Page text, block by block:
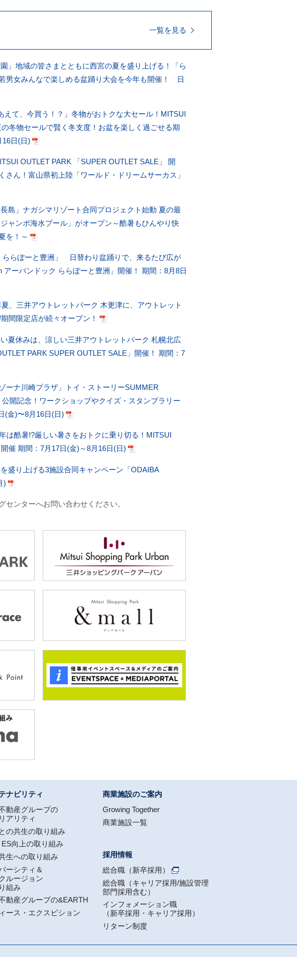
一覧を見る
」地域の皆さまとともに西宮の夏を盛り上げる！「ら
男女みんなで楽しめる盆踊り大会を今年も開催！ 日
えて、今買う！？」冬物がおトクな大セール！MITSUI
冬物セールで賢く冬支度！お盆を楽しく過ごせる期
日(日)
OUTLET PARK 「SUPER OUTLET SALE」 開
ん！富山県初上陸「ワールド・ドリームサーカス」
島」ナガシマリゾート合同プロジェクト始動 夏の最
ャンボ海水プール」がオープン～酷暑もひんやり快
を！～
ららぽーと豊洲」 日替わり盆踊りで、来るたび広が
ーバンドック ららぽーと豊洲」開催！ 期間：8月8日
、三井アウトレットパーク 木更津に、アウトレット
間限定店が続々オープン！
夏休みは、涼しい三井アウトレットパーク 札幌北広
PARK SUPER OUTLET SALE」開催！ 期間：7
ーナ川崎プラザ」トイ・ストーリーSUMMER
開記念！ワークショップやクイズ・スタンプラリー
(金)〜8月16日(日)
は酷暑!?厳しい暑さをおトクに乗り切る！MITSUI
催 期間：7月17日(金)～8月16日(日)
盛り上げる3施設合同キャンペーン「ODAIBA
)
センターへお問い合わせください。
ナビリティ
動産グループの
アリティ
の共生の取り組み
向上の取り組み
生への取り組み
ーシティ＆
ルージョン
組み
動産グループの&EARTH
ース・エクスビション
商業施設のご案内
Growing Together
商業施設一覧
採用情報
総合職（新卒採用）
総合職（キャリア採用/施設管理
部門採用含む）
インフォメーション職
（新卒採用・キャリア採用）
リターン制度